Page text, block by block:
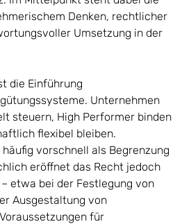
Denken, rechtlicher
Umsetzung in der
die Einführung
Unternehmen
steuern, High Performer binden
flexibel bleiben.
vorschnell als Begrenzung
eröffnet das Recht jedoch
etwa bei der Festlegung von
Ausgestaltung von
für